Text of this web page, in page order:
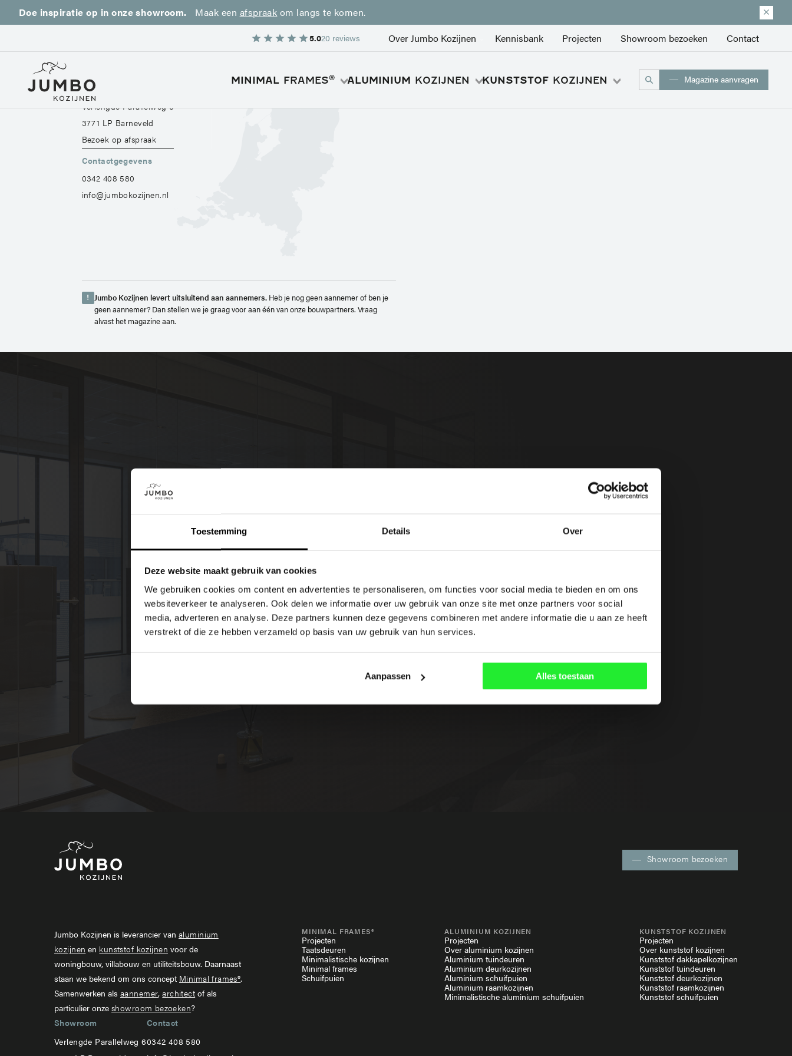
Toestemming Details Over
Deze website maakt gebruik van cookies
We gebruiken cookies om content en advertenties te personaliseren, om functies voor social media te bieden en om ons
websiteverkeer te analyseren. Ook delen we informatie over uw gebruik van onze site met onze partners voor social
media, adverteren en analyse. Deze partners kunnen deze gegevens combineren met andere informatie die u aan ze heeft
verstrekt of die ze hebben verzameld op basis van uw gebruik van hun services.
Aanpassen Alles toestaan
Doe inspiratie op in onze showroom. Maak een afspraak om langs te komen.
5.020 reviews Over Jumbo Kozijnen
Over Jumbo
Kennisbank Projecten Showroom bezoeken Contact
MINIMAL FRAMES® ALUMINIUM KOZIJNEN KUNSTSTOF KOZIJNEN Magazine aanvragen
Contact
Jumbo kozijnen
Verlengde Parallelweg 6
3771 LP Barneveld
Bezoek op afspraak
Contactgegevens
0342 408 580
info@jumbokozijnen.nl
! Jumbo Kozijnen levert uitsluitend aan aannemers.Heb je nog geen aannemer of ben je
geen aannemer? Dan stellen we je graag voor aan één van onze bouwpartners. Vraag
alvast het magazine aan.
Achternaam
Showroom bezoeken
Jumbo Kozijnen is leverancier van aluminium
kozijnen en kunststof kozijnen voor de
woningbouw, villabouw en utiliteitsbouw. Daarnaast
staan we bekend om ons concept Minimal frames®.
Samenwerken als aannemer,architect of als
particulier onze showroom bezoeken?
Showroom
Verlengde Parallelweg 6
Contact
0342 408 580
MINIMAL FRAMES®
Projecten
Taatsdeuren
Minimalistische kozijnen
Minimal frames
Schuifpuien
ALUMINIUM KOZIJNEN
Projecten
Over aluminium kozijnen
Aluminium tuindeuren
Aluminium deurkozijnen
Aluminium schuifpuien
Aluminium raamkozijnen
Minimalistische aluminium schuifpuien
KUNSTSTOF KOZIJNEN
Projecten
Over kunststof kozijnen
Kunststof dakkapelkozijnen
Kunststof tuindeuren
Kunststof deurkozijnen
Kunststof raamkozijnen
Kunststof schuifpuien